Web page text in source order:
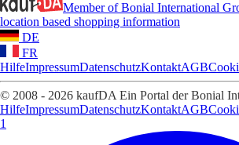
Member of Bonial International
location based shopping information
DE
FR
HilfeImpressumDatenschutzKontaktAGB
© 2008 - 2026 kaufDA Ein Portal der Bonial
HilfeImpressumDatenschutzKontaktAGB
1